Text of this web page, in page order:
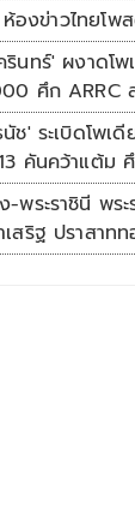
ห้องข่าวไทยโ
นทร์' ผงาดโพ
ศึก ARRC
ช' ระเบิดโพเ
คันคว้าแต้ม
-พระราชินี พร
สริฐ ปราสาท